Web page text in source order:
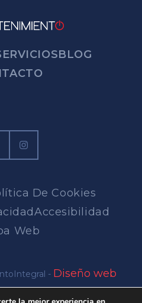
BLOG
De Cookies
Accesibilidad
Web
- Diseño web